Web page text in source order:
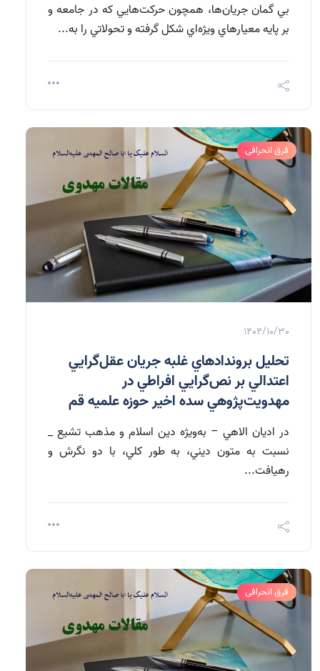
بي گمان جريان‌ها،‌ همچون حركت‌هايي كه در جامعه و
بر پايه معيارهاي ويژه‌اي شكل گرفته و تحولاتي را به...
فرق انحرافی
1404/10/30
تحليل بروندادهاي غلبه جريان عقل‌‌گرايي
اعتدالي بر نص‌‌گرايي افراطي در
مهدويت‌‌پژوهي سده اخير حوزه علميه قم
در اديان الاهي – به‌ويژه دين اسلام و مذهب تشيع _
نسبت به متون ديني، به طور كلي، با دو نگرش و
رهيافت...
فرق انحرافی